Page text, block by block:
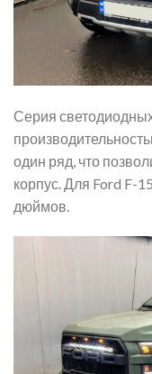
Серия
один ряд, что
корпус. Для Ford F-
дюймов.